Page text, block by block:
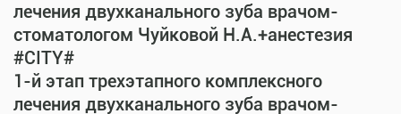
лечения двухканального зуба врачом-
стоматологом Чуйковой Н.А.+анестезия
#CITY#
1-й этап трехэтапного комплексного
лечения двухканального зуба врачом-